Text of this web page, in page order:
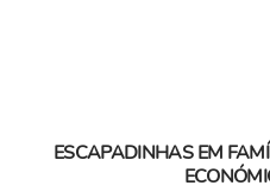
ESCAPADINHAS EM